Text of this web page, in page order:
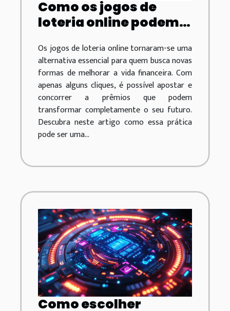
Como os jogos de
loteria online podem
financeira
Os jogos de loteria online tornaram-se uma
alternativa essencial para quem busca novas
formas de melhorar a vida financeira. Com
apenas alguns cliques, é possível apostar e
concorrer a prêmios que podem
transformar completamente o seu futuro.
Descubra neste artigo como essa prática
pode ser uma...
Como escolher